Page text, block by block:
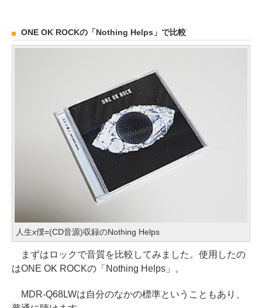
ONE OK ROCKの「Nothing Helps」で比較
人生x僕=(CD音源)収録のNothing Helps
まずはロックで音質を比較してみました。使用したの
はONE OK ROCKの「Nothing Helps」。
MDR-Q68LWは自分のなかの標準ということもあり、